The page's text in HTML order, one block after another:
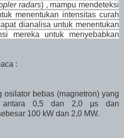
radars) , mampu mendeteksi
menentukan intensitas curah
dianalisa untuk menentukan
mereka untuk menyebabkan
:
osilator bebas (magnetron) yang
antara 0,5 dan 2,0 µs dan
100 kW dan 2,0 MW.